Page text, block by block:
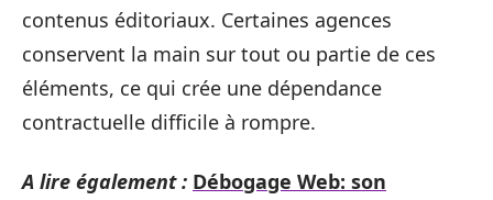
contenus éditoriaux. Certaines agences
conservent la main sur tout ou partie de ces
éléments, ce qui crée une dépendance
contractuelle difficile à rompre.
A lire également : Débogage Web: son